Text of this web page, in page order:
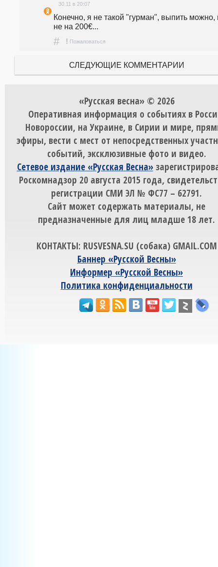
30.11 в 20:07
Конечно, я не такой "гурман", выпить можно,
не на 200€...
# ! Пожаловаться
СЛЕДУЮЩИЕ КОММЕНТАРИИ
«Русская весна» © 2026
Оперативная информация о событиях в
Новороссии, на Украине, в Сирии и мире,
эфиры, вести с мест от непосредственных
событий, эксклюзивные фото и видео.
Сетевое издание «Русская Весна»
Роскомнадзор 20 августа 2015 года,
регистрации СМИ ЭЛ № ФС77 – 62791.
Сайт может содержать материалы, не
предназначенные для лиц младше 18 лет.
КОНТАКТЫ: RUSVESNA.SU (собака) GMAIL.COM
Баннер «Русской Весны»
Информер «Русской Весны»
Политика конфиденциальности